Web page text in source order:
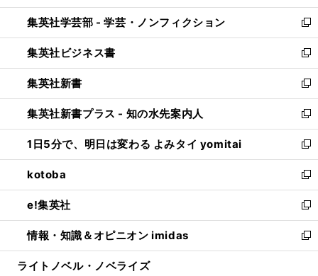
開
く
ウ
で
開
く
ン
ド
ウ
で
開
く
ウ
ィ
ン
ド
ウ
で
開
く
集英社学芸部 - 学芸・ノンフィクション
新
し
い
ウ
ィ
ン
ド
ウ
で
開
く
集英社ビジネス書
新
し
い
ウ
ィ
ン
ド
ウ
で
開
く
集英社新書
新
し
い
ウ
ィ
ン
ド
ウ
で
開
く
集英社新書プラス - 知の水先案内人
新
し
い
ウ
ィ
ン
ド
ウ
で
開
1日5分で、明日は変わる よみタイ yomitai
新
し
い
ウ
ィ
ン
ド
ウ
kotoba
新
し
い
ウ
ィ
ン
e!集英社
新
し
い
ウ
情報・知識＆オピニオン imidas
新
し
ライトノベル・ノベライズ